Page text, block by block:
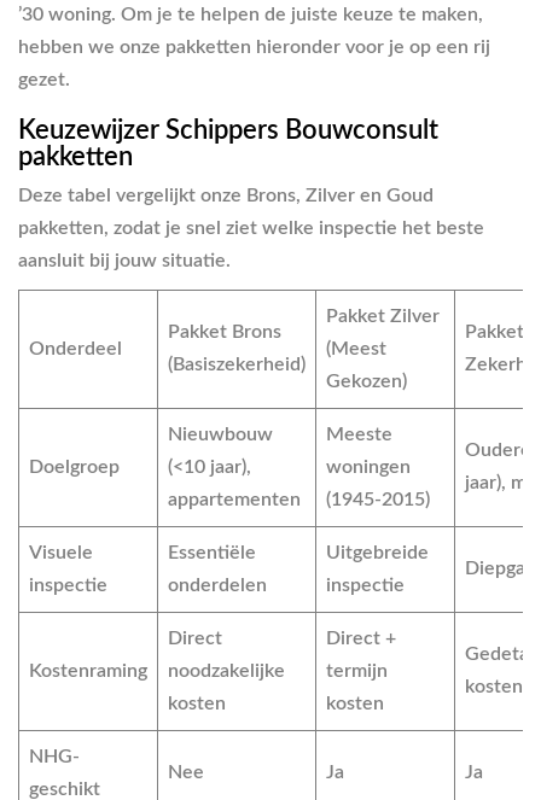
’30 woning. Om je te helpen de juiste keuze te maken,
hebben we onze pakketten hieronder voor je op een rij
gezet.
Keuzewijzer Schippers Bouwconsult
pakketten
Deze tabel vergelijkt onze Brons, Zilver en Goud
pakketten, zodat je snel ziet welke inspectie het beste
aansluit bij jouw situatie.
Onderdeel
Pakket Brons
(Basiszekerheid)
Pakket Zilver
(Meest
Gekozen)
Pakket
Doelgroep
Nieuwbouw
(<10 jaar),
appartementen
Meeste
woningen
(1945-2015)
Oudere
jaar),
Visuele
inspectie
Essentiële
onderdelen
Uitgebreide
inspectie
Kostenraming
Direct
noodzakelijke
kosten
Direct +
termijn
kosten
NHG-
geschikt
Nee Ja Ja